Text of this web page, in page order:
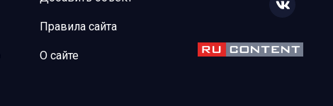
Правила сайта
О сайте